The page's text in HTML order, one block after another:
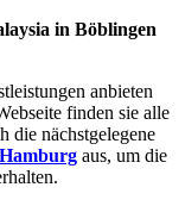
in Böblingen
anbieten
finden sie alle
die nächstgelegene
Hamburg aus, um die